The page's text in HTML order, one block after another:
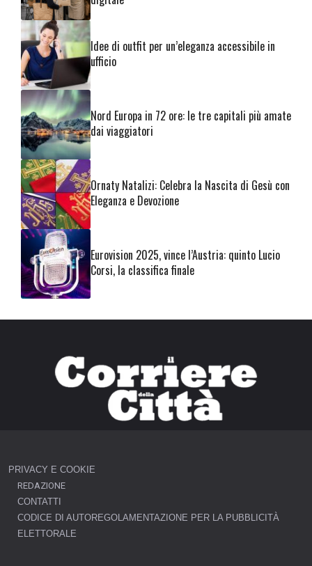
Idee di outfit per un’eleganza accessibile in
ufficio
Nord Europa in 72 ore: le tre capitali più amate
dai viaggiatori
Ornaty Natalizi: Celebra la Nascita di Gesù con
Eleganza e Devozione
Eurovision 2025, vince l’Austria: quinto Lucio
Corsi, la classifica finale
PRIVACY E COOKIE
REDAZIONE
CONTATTI
CODICE DI AUTOREGOLAMENTAZIONE PER LA PUBBLICITÀ
ELETTORALE